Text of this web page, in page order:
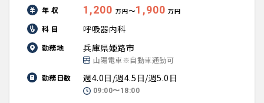
年 収 1,200 万円〜1,900 万円
科 目 呼吸器内科
勤務地 兵庫県姫路市
山陽電車※自動車通勤可
勤務日数
週4.0日/週4.5日/週5.0日
09:00〜18:00